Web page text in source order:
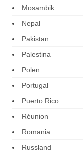
Mosambik
Nepal
Pakistan
Palestina
Polen
Portugal
Puerto Rico
Réunion
Romania
Russland